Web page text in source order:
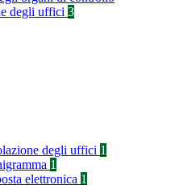
degli uffici 3
degli uffici 1
1
elettronica 1